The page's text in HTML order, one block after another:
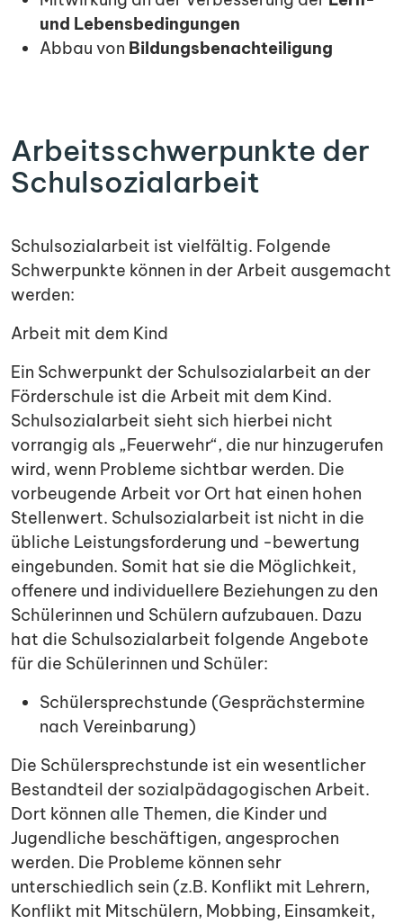
und Lebensbedingungen
Abbau von Bildungsbenachteiligung
Arbeitsschwerpunkte der
Schulsozialarbeit
Schulsozialarbeit ist vielfältig. Folgende
Schwerpunkte können in der Arbeit ausgemacht
werden:
Arbeit mit dem Kind
Ein Schwerpunkt der Schulsozialarbeit an der
Förderschule ist die Arbeit mit dem Kind.
Schulsozialarbeit sieht sich hierbei nicht
vorrangig als „Feuerwehr“, die nur hinzugerufen
wird, wenn Probleme sichtbar werden. Die
vorbeugende Arbeit vor Ort hat einen hohen
Stellenwert. Schulsozialarbeit ist nicht in die
übliche Leistungsforderung und -bewertung
eingebunden. Somit hat sie die Möglichkeit,
offenere und individuellere Beziehungen zu den
Schülerinnen und Schülern aufzubauen. Dazu
hat die Schulsozialarbeit folgende Angebote
für die Schülerinnen und Schüler:
Schülersprechstunde (Gesprächstermine
nach Vereinbarung)
Die Schülersprechstunde ist ein wesentlicher
Bestandteil der sozialpädagogischen Arbeit.
Dort können alle Themen, die Kinder und
Jugendliche beschäftigen, angesprochen
werden. Die Probleme können sehr
unterschiedlich sein (z.B. Konflikt mit Lehrern,
Konflikt mit Mitschülern, Mobbing, Einsamkeit,